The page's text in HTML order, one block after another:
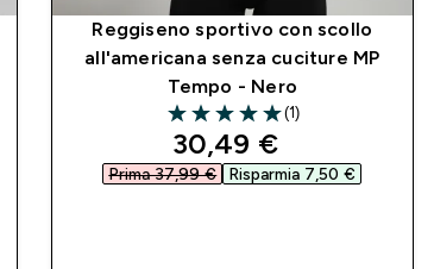
Reggiseno sportivo con scollo
all'americana senza cuciture MP
Tempo - Nero
5 out of 5 stars
(1)
discounted price
30,49 €‎
Prima 37,99 €‎ Risparmia 7,50 €‎